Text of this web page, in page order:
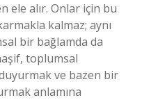
ele alır. Onlar için bu
kalmaz; aynı
bir bağlamda da
toplumsal
ve bazen bir
anlamına